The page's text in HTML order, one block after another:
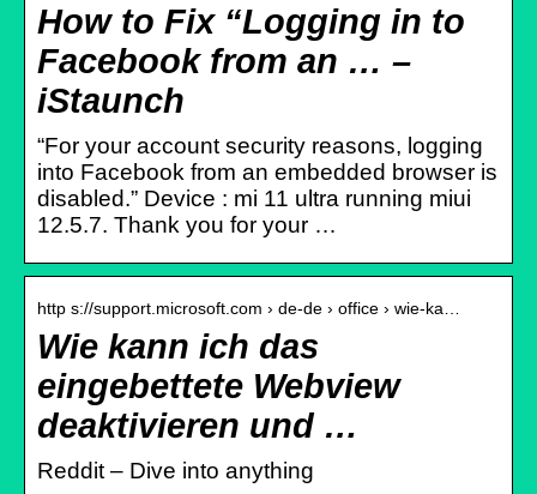
How to Fix “Logging in to
Facebook from an … –
iStaunch
“For your account security reasons, logging
into Facebook from an embedded browser is
disabled.” Device : mi 11 ultra running miui
12.5.7. Thank you for your …
http s://support.microsoft.com › de-de › office › wie-ka…
Wie kann ich das
eingebettete Webview
deaktivieren und …
Reddit – Dive into anything